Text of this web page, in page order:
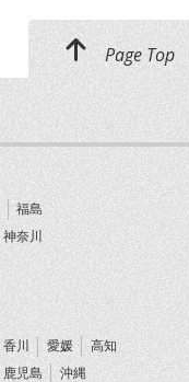
Page Top
福島
神奈川
香川 愛媛
高知
鹿児島 沖縄